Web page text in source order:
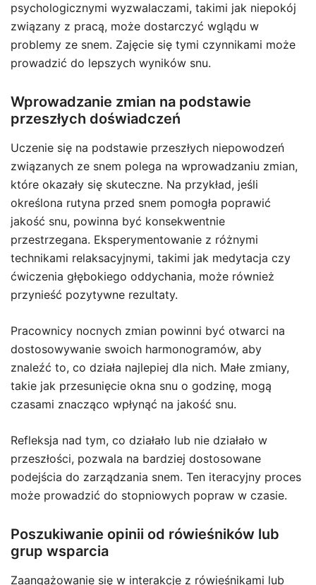
psychologicznymi wyzwalaczami, takimi jak niepokój
związany z pracą, może dostarczyć wglądu w
problemy ze snem. Zajęcie się tymi czynnikami może
prowadzić do lepszych wyników snu.
Wprowadzanie zmian na podstawie
przeszłych doświadczeń
Uczenie się na podstawie przeszłych niepowodzeń
związanych ze snem polega na wprowadzaniu zmian,
które okazały się skuteczne. Na przykład, jeśli
określona rutyna przed snem pomogła poprawić
jakość snu, powinna być konsekwentnie
przestrzegana. Eksperymentowanie z różnymi
technikami relaksacyjnymi, takimi jak medytacja czy
ćwiczenia głębokiego oddychania, może również
przynieść pozytywne rezultaty.
Pracownicy nocnych zmian powinni być otwarci na
dostosowywanie swoich harmonogramów, aby
znaleźć to, co działa najlepiej dla nich. Małe zmiany,
takie jak przesunięcie okna snu o godzinę, mogą
czasami znacząco wpłynąć na jakość snu.
Refleksja nad tym, co działało lub nie działało w
przeszłości, pozwala na bardziej dostosowane
podejścia do zarządzania snem. Ten iteracyjny proces
może prowadzić do stopniowych popraw w czasie.
Poszukiwanie opinii od rówieśników lub
grup wsparcia
Zaangażowanie się w interakcje z rówieśnikami lub